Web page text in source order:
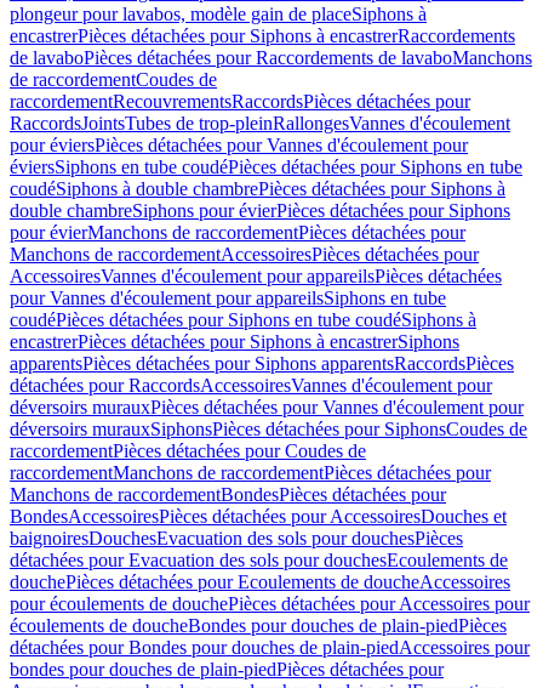
plongeur pour lavabos, modèle gain de placeSiphons à
encastrerPièces détachées pour Siphons à encastrerRaccordements
de lavaboPièces détachées pour Raccordements de lavaboManchons
de raccordementCoudes de
raccordementRecouvrementsRaccordsPièces détachées pour
RaccordsJointsTubes de trop-pleinRallongesVannes d'écoulement
pour éviersPièces détachées pour Vannes d'écoulement pour
éviersSiphons en tube coudéPièces détachées pour Siphons en tube
coudéSiphons à double chambrePièces détachées pour Siphons à
double chambreSiphons pour évierPièces détachées pour Siphons
pour évierManchons de raccordementPièces détachées pour
Manchons de raccordementAccessoiresPièces détachées pour
AccessoiresVannes d'écoulement pour appareilsPièces détachées
pour Vannes d'écoulement pour appareilsSiphons en tube
coudéPièces détachées pour Siphons en tube coudéSiphons à
encastrerPièces détachées pour Siphons à encastrerSiphons
apparentsPièces détachées pour Siphons apparentsRaccordsPièces
détachées pour RaccordsAccessoiresVannes d'écoulement pour
déversoirs murauxPièces détachées pour Vannes d'écoulement pour
déversoirs murauxSiphonsPièces détachées pour SiphonsCoudes de
raccordementPièces détachées pour Coudes de
raccordementManchons de raccordementPièces détachées pour
Manchons de raccordementBondesPièces détachées pour
BondesAccessoiresPièces détachées pour AccessoiresDouches et
baignoiresDouchesEvacuation des sols pour douchesPièces
détachées pour Evacuation des sols pour douchesEcoulements de
douchePièces détachées pour Ecoulements de doucheAccessoires
pour écoulements de douchePièces détachées pour Accessoires pour
écoulements de doucheBondes pour douches de plain-piedPièces
détachées pour Bondes pour douches de plain-piedAccessoires pour
bondes pour douches de plain-piedPièces détachées pour